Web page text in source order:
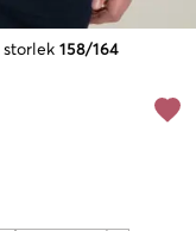
158/164